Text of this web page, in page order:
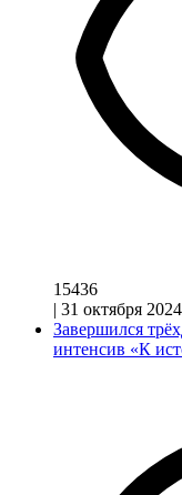
15436
| 31 октября
Завершился
интенсив «К